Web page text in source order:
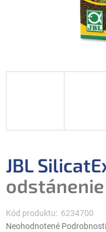
JBL
Kód produktu: 6234700
Priemerné
Neohodnotené